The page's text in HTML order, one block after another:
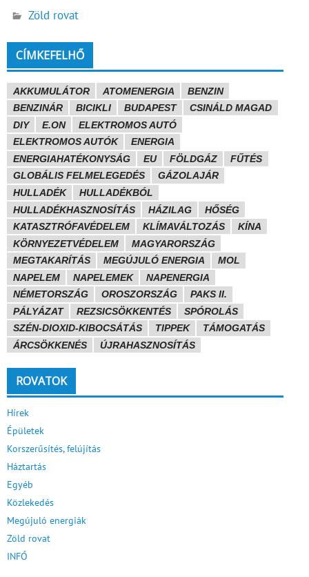
Zöld rovat
CÍMKEFELHŐ
AKKUMULÁTOR ATOMENERGIA
BENZIN
BENZINÁR
BICIKLI BUDAPEST
CSINÁLD MAGAD
DIY
E.ON
ELEKTROMOS AUTÓ
ELEKTROMOS AUTÓK
ENERGIA
ENERGIAHATÉKONYSÁG
EU FÖLDGÁZ
FŰTÉS
GLOBÁLIS FELMELEGEDÉS
GÁZOLAJÁR
HULLADÉK
HULLADÉKBÓL
HULLADÉKHASZNOSÍTÁS
HÁZILAG
HŐSÉG
KATASZTRÓFAVÉDELEM
KLÍMAVÁLTOZÁS
KÍNA
KÖRNYEZETVÉDELEM
MAGYARORSZÁG
MEGTAKARÍTÁS
MEGÚJULÓ ENERGIA
MOL
NAPELEM
NAPELEMEK
NAPENERGIA
NÉMETORSZÁG
OROSZORSZÁG
PAKS II.
PÁLYÁZAT
REZSICSÖKKENTÉS
SPÓROLÁS
SZÉN-DIOXID-KIBOCSÁTÁS
TIPPEK
TÁMOGATÁS
ÁRCSÖKKENÉS
ÚJRAHASZNOSÍTÁS
ROVATOK
Hírek
Épületek
Korszerűsítés, felújítás
Háztartás
Egyéb
Közlekedés
Megújuló energiák
Zöld rovat
INFÓ